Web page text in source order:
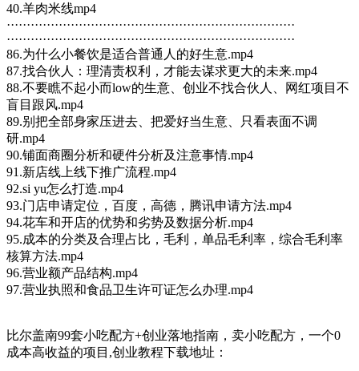
40.羊肉米线mp4
········································································
········································································
86.为什么小餐饮是适合普通人的好生意.mp4
87.找合伙人：理清责权利，才能去谋求更大的未来.mp4
88.不要瞧不起小而low的生意、创业不找合伙人、网红项目不
盲目跟风.mp4
89.别把全部身家压进去、把爱好当生意、只看表面不调
研.mp4
90.铺面商圈分析和硬件分析及注意事情.mp4
91.新店线上线下推广流程.mp4
92.si yu怎么打造.mp4
93.门店申请定位，百度，高德，腾讯申请方法.mp4
94.花车和开店的优势和劣势及数据分析.mp4
95.成本的分类及合理占比，毛利，单品毛利率，综合毛利率
核算方法.mp4
96.营业额产品结构.mp4
97.营业执照和食品卫生许可证怎么办理.mp4
比尔盖南99套小吃配方+创业落地指南，卖小吃配方，一个0
成本高收益的项目,创业教程下载地址：